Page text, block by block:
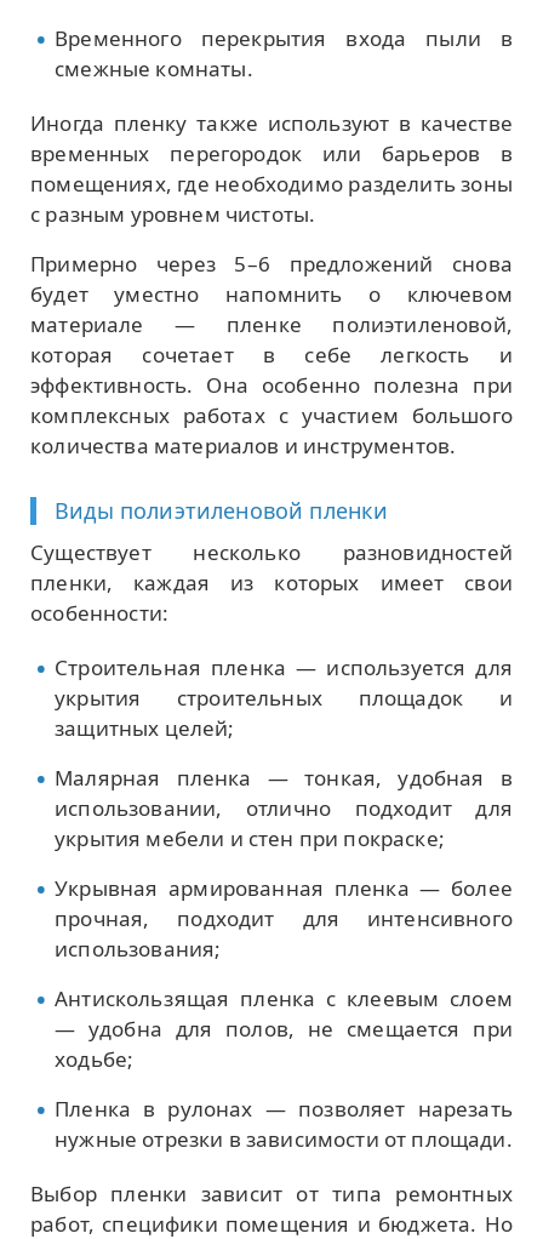
Временного перекрытия входа пыли в
смежные комнаты.
Иногда пленку также используют в качестве
временных перегородок или барьеров в
помещениях, где необходимо разделить зоны
с разным уровнем чистоты.
Примерно через 5–6 предложений снова
будет уместно напомнить о ключевом
материале — пленке полиэтиленовой,
которая сочетает в себе легкость и
эффективность. Она особенно полезна при
комплексных работах с участием большого
количества материалов и инструментов.
Виды полиэтиленовой пленки
Существует несколько разновидностей
пленки, каждая из которых имеет свои
особенности:
Строительная пленка — используется для
укрытия строительных площадок и
защитных целей;
Малярная пленка — тонкая, удобная в
использовании, отлично подходит для
укрытия мебели и стен при покраске;
Укрывная армированная пленка — более
прочная, подходит для интенсивного
использования;
Антискользящая пленка с клеевым слоем
— удобна для полов, не смещается при
ходьбе;
Пленка в рулонах — позволяет нарезать
нужные отрезки в зависимости от площади.
Выбор пленки зависит от типа ремонтных
работ, специфики помещения и бюджета. Но